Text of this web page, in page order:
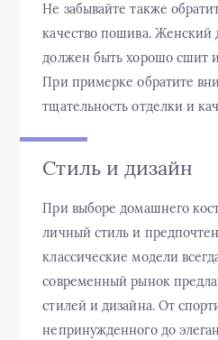
Не забывайте также
качество пошива.
должен быть хорошо сшит
При примерке обратите
тщательность отделки и
Стиль и дизайн
При выборе домашнего
личный стиль и
классические модели
современный рынок
стилей и дизайна. От
непринужденного до